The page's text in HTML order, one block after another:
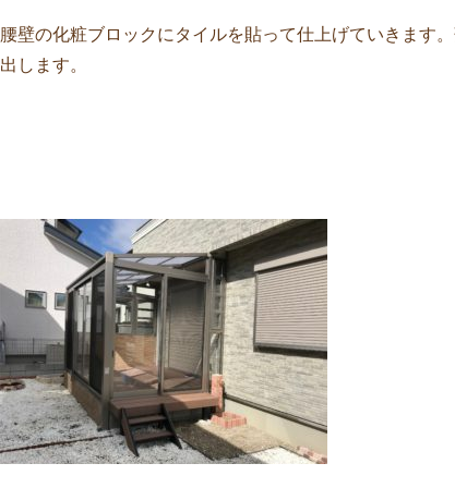
腰壁の化粧ブロックにタイルを貼って仕上げていきます
出します。